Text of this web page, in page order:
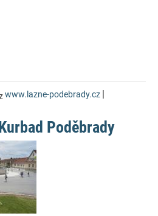
www.lazne-podebrady.cz |
Poděbrady